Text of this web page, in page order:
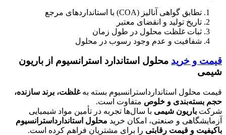
تطابق گواهی آنالیز (COA) با استانداردهای مرجع
تاریخ تولید و انقضای معتبر
ثبات غلظت محلول در طول زمان
شفافیت و عدم وجود رسوب در محلول
قیمت و خرید محلول استاندارد استرانسیوم از باریون
شیمی
قیمت محلول استاندارداسترانسیوم بسته بهغلظت، برند سازنده،
حجم بسته‌بندی و خلوص متفاوت است.
شرکت باریون شیمی با سال‌ها تجربه در تأمین مواد شیمیایی
آزمایشگاهی و صنعتی، امکان خرید محلول استاندارداسترانسیوم
باکیفیت و قیمت رقابتی را برای مشتریان فراهم کرده است.